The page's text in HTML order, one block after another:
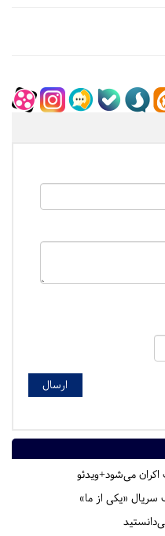
می‌شود+ویدئو
«یکی از ما»